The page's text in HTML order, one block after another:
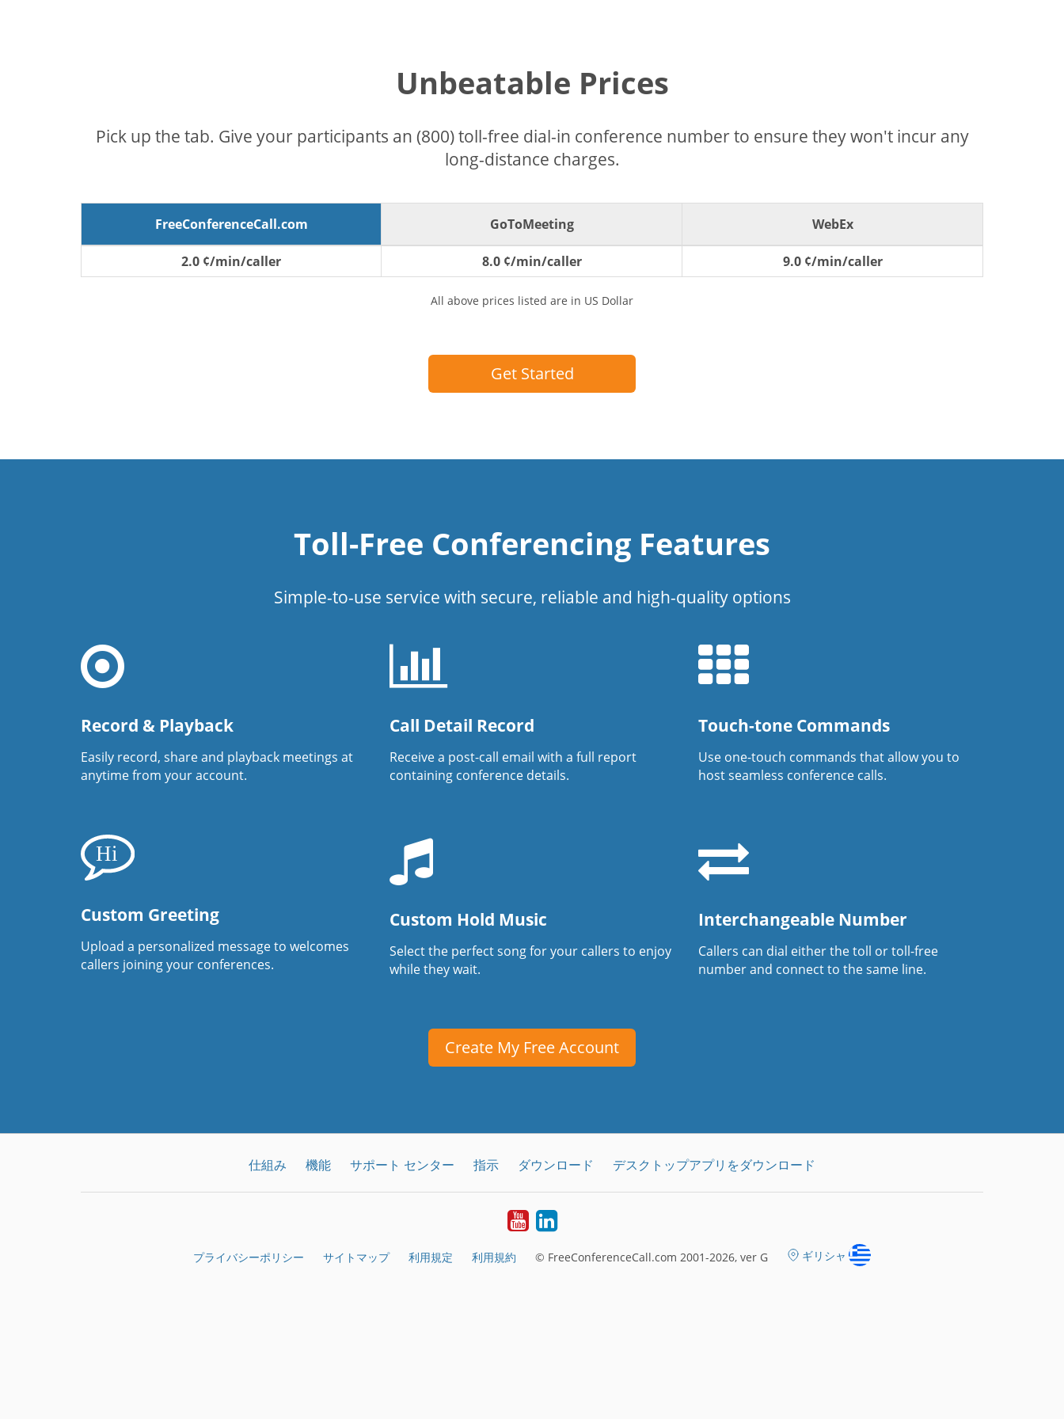
Unbeatable Prices
Pick up the tab. Give your participants an (800) toll-free dial-in conference number to ensure they won't incur any
long-distance charges.
FreeConferenceCall.com GoToMeeting WebEx
2.0 ¢/min/caller 8.0 ¢/min/caller 9.0 ¢/min/caller
All above prices listed are in US Dollar
Get Started
Toll-Free Conferencing Features
Simple-to-use service with secure, reliable and high-quality options
Record & Playback
Easily record, share and playback meetings at
anytime from your account.
Call Detail Record
Receive a post-call email with a full report
containing conference details.
Touch-tone Commands
Use one-touch commands that allow you to
host seamless conference calls.
Custom Greeting
Upload a personalized message to welcomes
callers joining your conferences.
Custom Hold Music
Select the perfect song for your callers to enjoy
while they wait.
Interchangeable Number
Callers can dial either the toll or toll-free
number and connect to the same line.
Create My Free Account
仕組み 機能 サポート センター 指示 ダウンロード デスクトップアプリをダウンロード
YouTubeLinkedIn
プライバシーポリシー サイトマップ 利用規定 利用規約 © FreeConferenceCall.com 2001-2026, ver G ギリシャ